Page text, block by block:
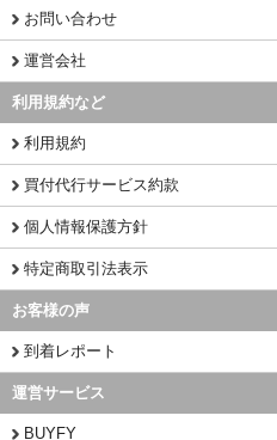
お問い合わせ
運営会社
利用規約など
利用規約
買付代行サービス約款
個人情報保護方針
特定商取引法表示
お客様の声
到着レポート
運営サービス
BUYFY